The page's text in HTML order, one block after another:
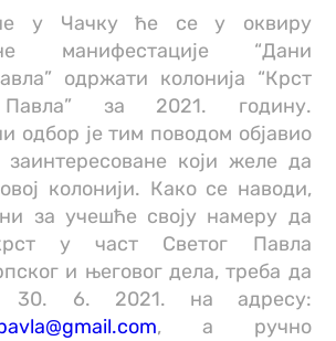
у Чачку ће се у оквиру
манифестације “Дани
одржати колонија “Крст
Павла” за 2021. годину.
одбор је тим поводом објавио
који желе да
колонији. Како се наводи,
за учешће своју намеру да
у част Светог Павла
и његовог дела, треба да
30. 6. 2021. на адресу:
, а ручно